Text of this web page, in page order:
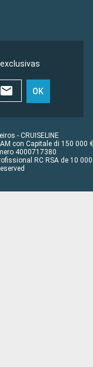
OK
- CRUISELINE
con Capitale di 150 000 €
4000717380
RC RSA de 10 000